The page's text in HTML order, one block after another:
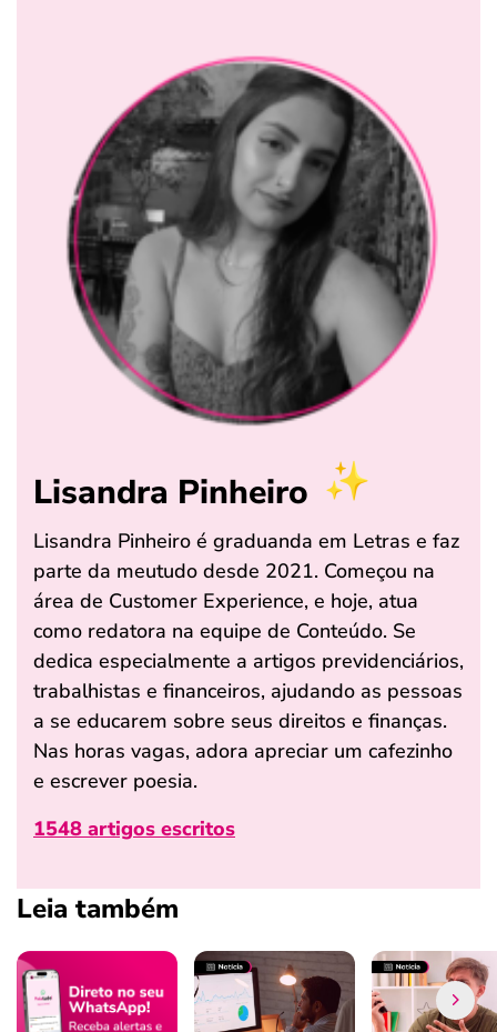
Lisandra Pinheiro
Lisandra Pinheiro é graduanda em Letras e faz
parte da meutudo desde 2021. Começou na
área de Customer Experience, e hoje, atua
como redatora na equipe de Conteúdo. Se
dedica especialmente a artigos previdenciários,
trabalhistas e financeiros, ajudando as pessoas
a se educarem sobre seus direitos e finanças.
Nas horas vagas, adora apreciar um cafezinho
e escrever poesia.
1548 artigos escritos
Leia também